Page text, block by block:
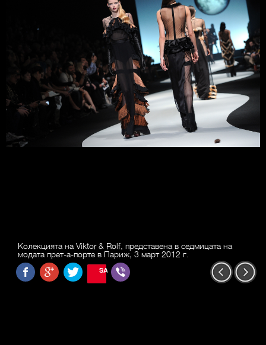
Колекцията на Viktor & Rolf, представена в седмицата на
модата прет-а-порте в Париж, 3 март 2012 г.
SAVE